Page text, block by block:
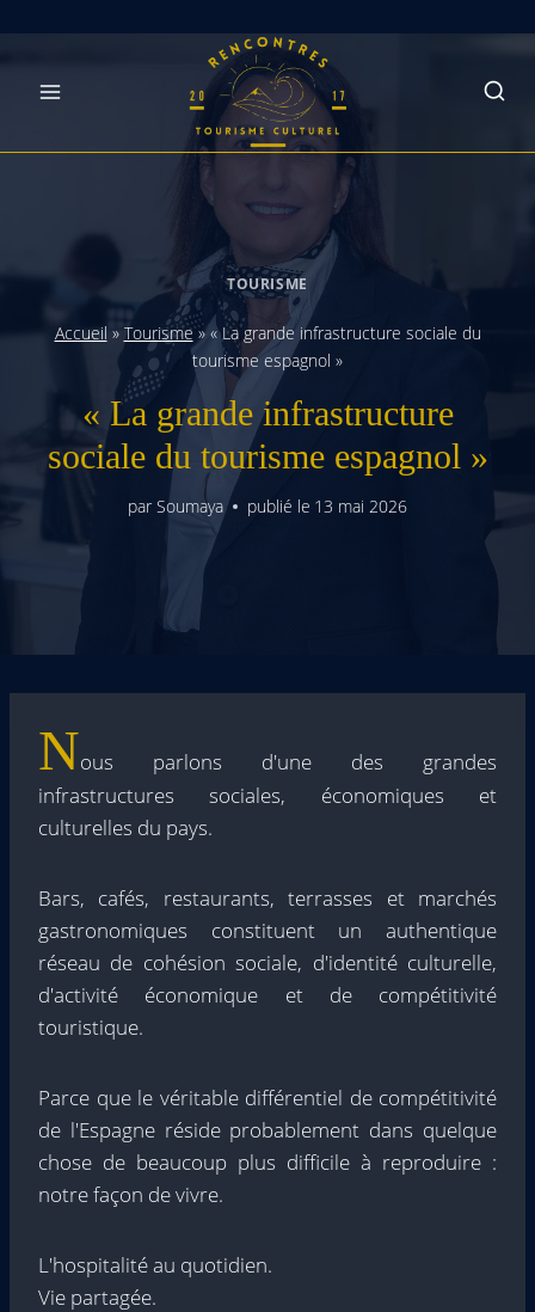
TOURISME
Accueil » Tourisme»« La grande infrastructure sociale du
tourisme espagnol »
« La grande infrastructure
sociale du tourisme espagnol »
par Soumaya publié le 13 mai 2026
Nous parlons d'une des grandes
infrastructures sociales, économiques et
culturelles du pays.
Bars, cafés, restaurants, terrasses et marchés
gastronomiques constituent un authentique
réseau de cohésion sociale, d'identité culturelle,
d'activité économique et de compétitivité
touristique.
Parce que le véritable différentiel de compétitivité
de l'Espagne réside probablement dans quelque
chose de beaucoup plus difficile à reproduire :
notre façon de vivre.
L'hospitalité au quotidien.
Vie partagée.